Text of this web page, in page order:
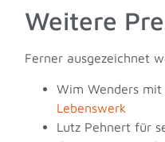
Weitere
Ferner ausgezeichnet
Wim Wenders mit
Lebenswerk
Lutz Pehnert für